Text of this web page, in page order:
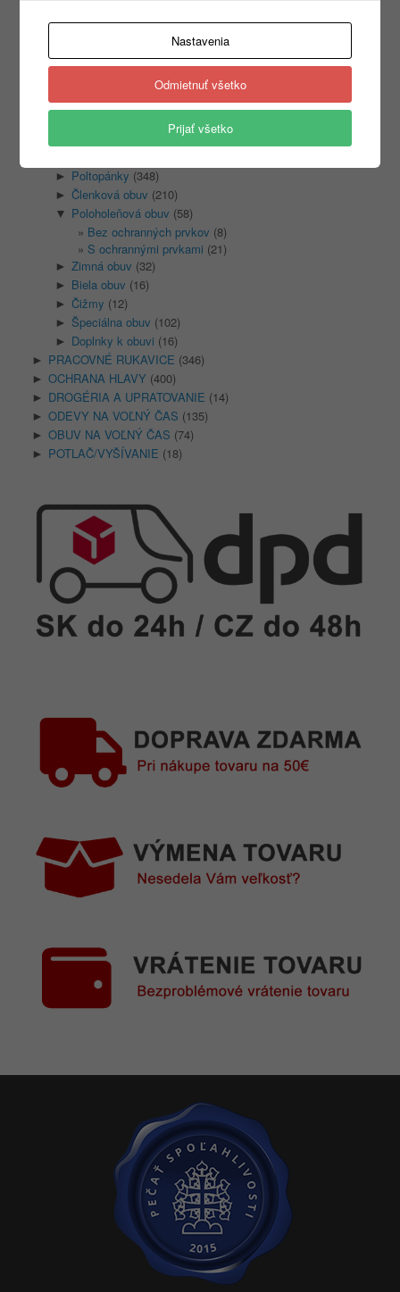
Kategórie
REKLAMNÝ TEXTIL(465)
(1315)
► Poltopánky (348)
► Členková obuv (210)
▼ Poloholeňová obuv (58)
Bez ochranných prvkov (8)
S ochrannými prvkami (21)
► Zimná obuv (32)
► Biela obuv (16)
► Čižmy (12)
► Špeciálna obuv (102)
► Doplnky k obuvi (16)
► PRACOVNÉ RUKAVICE (346)
► OCHRANA HLAVY (400)
► DROGÉRIA A UPRATOVANIE (14)
► ODEVY NA VOĽNÝ ČAS (135)
► OBUV NA VOĽNÝ ČAS (74)
► POTLAČ/VYŠÍVANIE (18)
Nastavenia
Odmietnuť všetko
Prijať všetko